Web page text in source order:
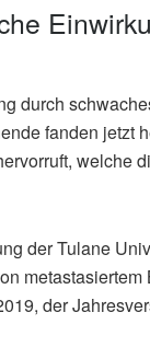
durch
fanden jetzt
welche
der Tulane
der